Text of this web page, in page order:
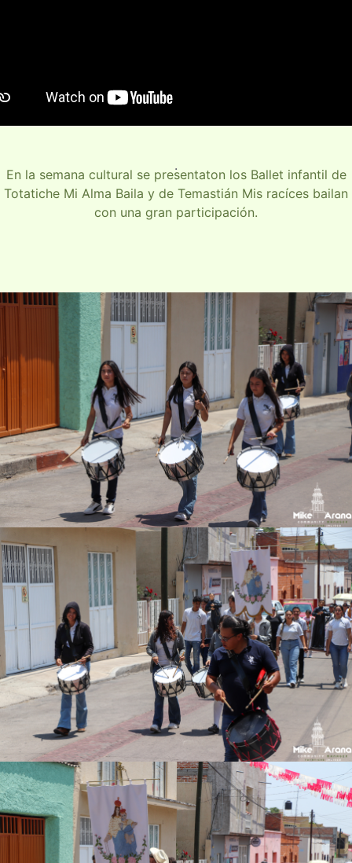
.
En la semana cultural se presentaton los Ballet infantil de
Totatiche Mi Alma Baila y de Temastián Mis racíces bailan
con una gran participación.